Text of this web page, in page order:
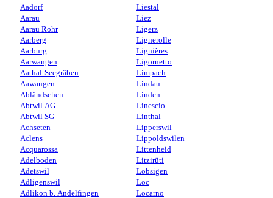
Aadorf
Aarau
Aarau Rohr
Aarberg
Aarburg
Aarwangen
Aathal-Seegräben
Aawangen
Abländschen
Abtwil AG
Abtwil SG
Achseten
Aclens
Acquarossa
Adelboden
Adetswil
Adligenswil
Adlikon b. Andelfingen
Liestal
Liez
Ligerz
Lignerolle
Lignières
Ligornetto
Limpach
Lindau
Linden
Linescio
Linthal
Lipperswil
Lippoldswilen
Littenheid
Litzirüti
Lobsigen
Loc
Locarno